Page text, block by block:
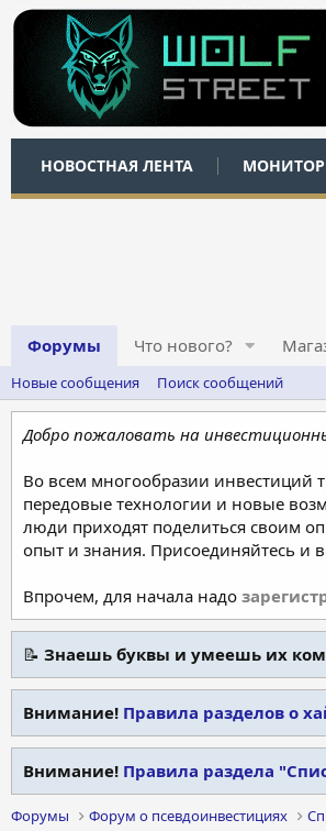
НОВОСТНАЯ ЛЕНТА
Форумы Что нового?
Новые сообщения Поиск сообщений
Добро пожаловать на
Во всем многообразии инвестиций
передовые технологии и новые
люди приходят поделиться своим
опыт и знания. Присоединяйтесь и
Впрочем, для начала надо
📝 Знаешь буквы и умеешь их
Внимание! Правила разделов о
Внимание! Правила раздела
Форумы Форум о псевдоинвестициях